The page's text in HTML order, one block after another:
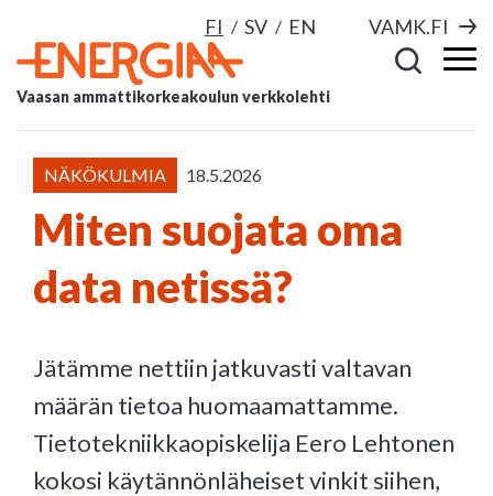
FI SV EN VAMK.FI
Vaasan ammattikorkeakoulun verkkolehti
NÄKÖKULMIA 18.5.2026
Miten suojata oma
data netissä?
Jätämme nettiin jatkuvasti valtavan
määrän tietoa huomaamattamme.
Tietotekniikkaopiskelija Eero Lehtonen
kokosi käytännönläheiset vinkit siihen,